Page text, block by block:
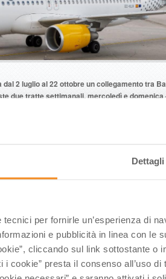
Dettagli
per fornirle un’esperienza di
e pubblicità in linea con le
cliccando sul link sottostante o
i cookie” presta il consenso all’uso
2 luglio al 22 ottobre un collegamento tra
due tratte settimanali, mercoledì e domenica
turistica emiliano-romagnola”
aereo arricchisce il piano voli dell’Aeroporto
compagnia aerea spagnola Vueling, che
El Prat.
minuti, avrà frequenza bisettimanale:
186 posti. I voli sono prenotabili da oggi su
è sempre più concreto il ruolo del Fellini come
romagnola- commenta l’assessore regionale
con la Spagna rafforza l’apertura e la
tipi di turismo. Barcellona è una grande
solo collegate al mare e alla spiaggia, ma
offrire. Bene dunque questo respiro
grande meta turistica».